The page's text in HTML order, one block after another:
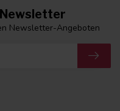
Newsletter-Angeboten